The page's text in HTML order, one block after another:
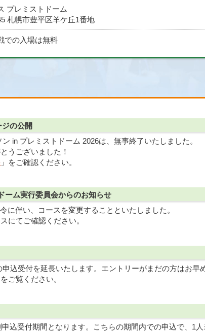
プレミストドーム
札幌市豊平区羊ケ丘1番地
での入場は無料
の公開
in プレミストドーム 2026は、無事終了いたしました。
うございました！
」をご確認ください。
ーム実行委員会からのお知らせ
に伴い、コースを変更することといたしました。
にてご確認ください。
込受付を延長いたします。エントリーがまだの方はお早
をご覧ください。
込受付期間となります。こちらの期間内での申込で、1人